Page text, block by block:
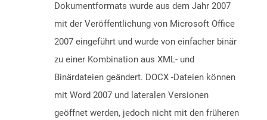
Dokumentformats wurde aus dem Jahr 2007
mit der Veröffentlichung von Microsoft Office
2007 eingeführt und wurde von einfacher binär
zu einer Kombination aus XML- und
Binärdateien geändert. DOCX -Dateien können
mit Word 2007 und lateralen Versionen
geöffnet werden, jedoch nicht mit den früheren